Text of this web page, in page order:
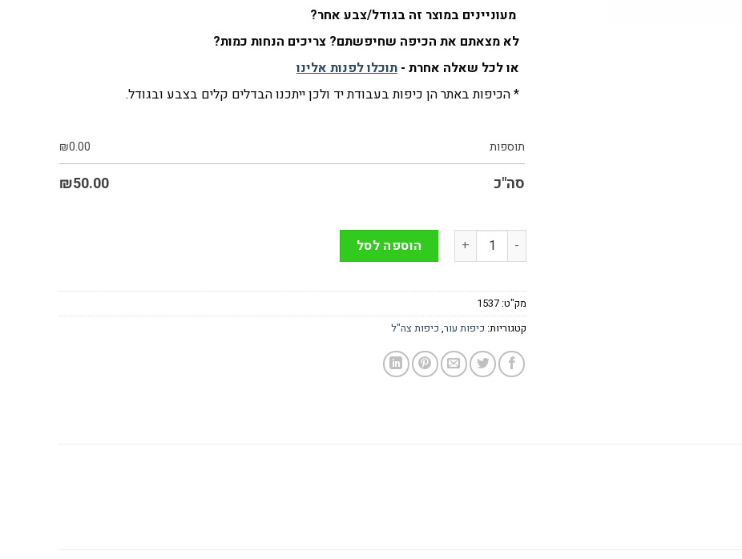
מעוניינים במוצר זה בגודל/צבע אחר?
לא מצאתם את הכיפה שחיפשתם? צריכים הנחות כמות?
או לכל שאלה אחרת - תוכלו לפנות אלינו
* הכיפות באתר הן כיפות בעבודת יד ולכן ייתכנו הבדלים קלים בצבע ובגודל.
תוספות ₪0.00
סה"כ ₪50.00
כמות של כיפת עור עם רקמת לוגו צהל
הוספה לסל
מק"ט: 1537
קטגוריות: כיפות עור, כיפות צה"ל